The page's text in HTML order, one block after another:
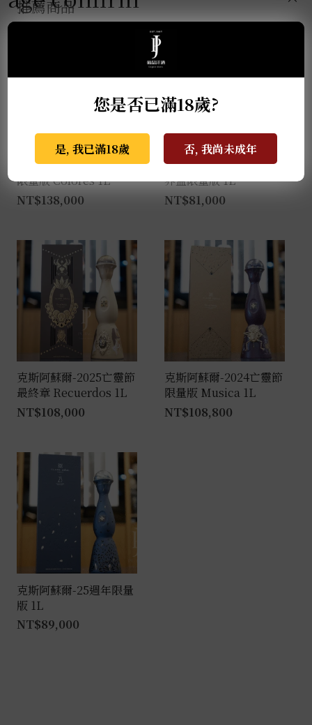
推薦商品
克斯阿蘇爾-2022亡靈節
限量版 Colores 1L
NT$138,000
克斯阿蘇爾-冠軍榮耀 世
界盃限量版 1L
NT$81,000
克斯阿蘇爾-2025亡靈節
最終章 Recuerdos 1L
NT$108,000
克斯阿蘇爾-2024亡靈節
限量版 Musica 1L
NT$108,800
克斯阿蘇爾-25週年限量
版 1L
NT$89,000
您是否已滿18歲?
是, 我已滿18歲 否, 我尚未成年